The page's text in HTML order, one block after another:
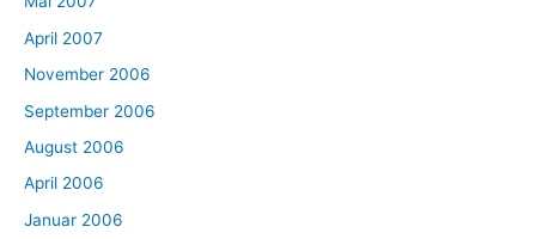
April 2007
November 2006
September 2006
August 2006
April 2006
Januar 2006